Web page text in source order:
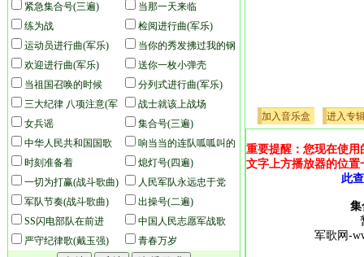
(军乐)
紧急集合号(三遍)
当那一天来临
练为战
检阅进行曲(军乐)
运动员进行曲(军乐)
当你的秀发拂过我的钢
枪(队列版)
欢迎进行曲(军乐)
送你一枚小弹壳
当祖国召唤的时候
分列式进行曲(军乐)
三大纪律 八项注意(军
乐)
战士就该上战场
女兵谣
集合号(三遍)
中华人民共和国国歌
(军乐)
响当当的连队呱呱叫的
兵
时刻准备着
熄灯号(四遍)
一切为打赢(战斗歌曲)
人民军队永远忠于党
(军乐)
军队节奏(战斗歌曲)
出操号(二遍)
SS闪电部队在前进
中国人民志愿军战歌
(军乐)
严守纪律歌(戴玉强) 青春万岁
加入音乐盒 进入专
重要提醒：您现在使
文字上方播放器的位
此
集
军歌网-